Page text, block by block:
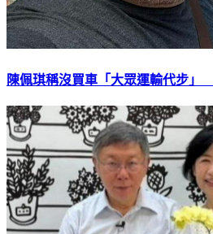
陳佩琪稱沒買車「大眾運輸代步